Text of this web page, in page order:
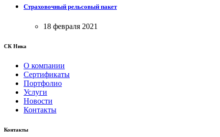
Страховочный рельсовый пакет
18 февраля 2021
СК Ника
О компании
Сертификаты
Портфолио
Услуги
Новости
Контакты
Контакты